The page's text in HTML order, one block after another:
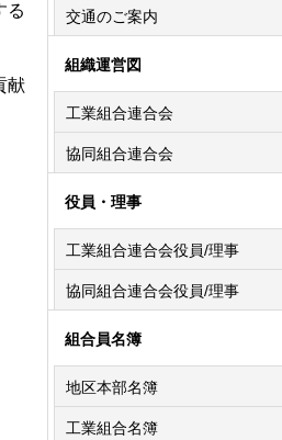
る
献
交通のご案内
組織運営図
工業組合連合会
協同組合連合会
役員・理事
工業組合連合会役員/理事
協同組合連合会役員/理事
組合員名簿
地区本部名簿
工業組合名簿